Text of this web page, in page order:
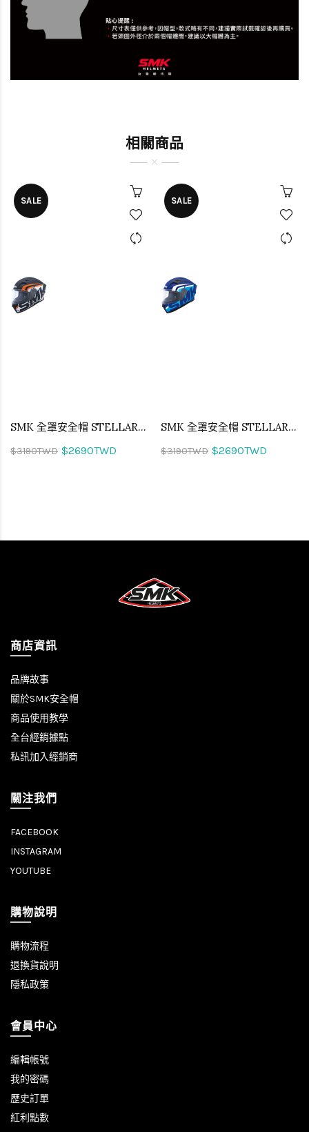
相關商品
SALE
SMK 全罩安全帽 STELLAR STAGE 街道特勤 MA217
$3190TWD $2690TWD
SALE
SMK 全罩安全帽 STELLAR STAGE 街道特勤 MA551
$3190TWD $2690TWD
商店資訊
品牌故事
關於SMK安全帽
商品使用教學
全台經銷據點
私訊加入經銷商
關注我們
FACEBOOK
INSTAGRAM
YOUTUBE
購物說明
購物流程
退換貨說明
隱私政策
會員中心
編輯帳號
我的密碼
歷史訂單
紅利點數